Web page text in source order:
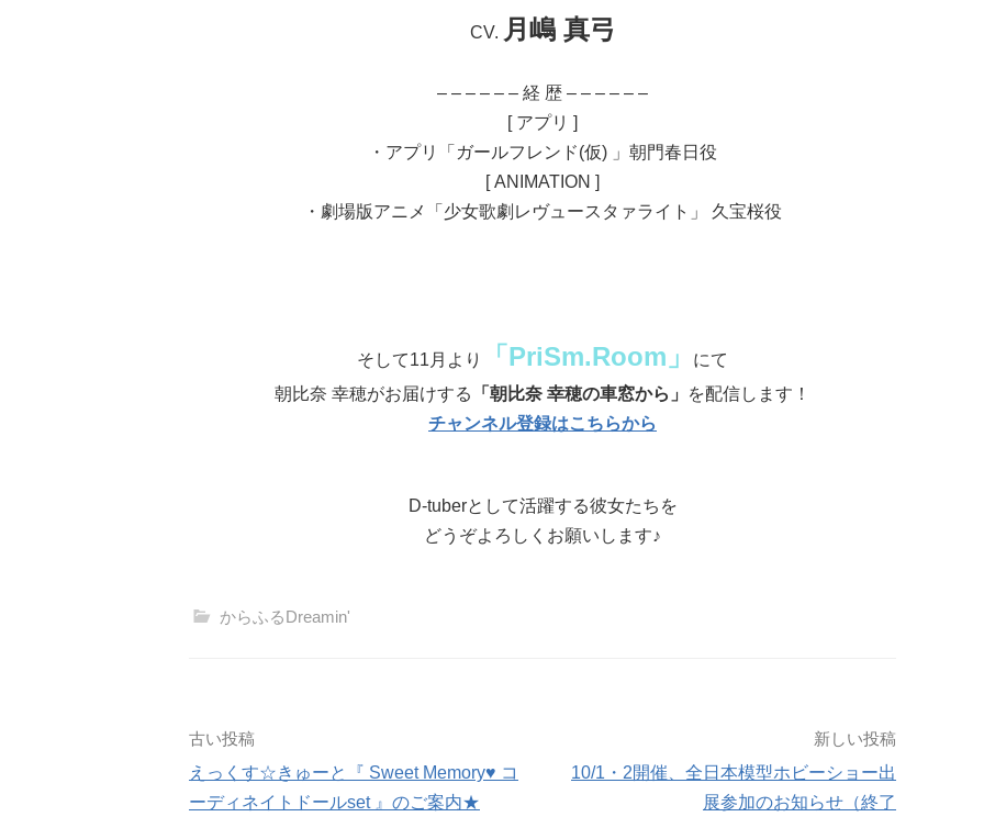
CV. 月嶋 真弓
– – – – – – 経 歴 – – – – – –
[ アプリ ]
・アプリ「ガールフレンド(仮) 」朝門春日役
[ ANIMATION ]
・劇場版アニメ「少女歌劇レヴュースタァライト」 久宝桜役
そして11月より 「PriSm.Room」
にて
朝比奈 幸穂がお届けする
「朝比奈 幸穂の車窓から」
を配信します！
チャンネル登録はこちらから
D-tuberとして活躍する彼女たちを
どうぞよろしくお願いします♪
からふるDreamin'
投
稿
古い投稿
えっくす☆きゅーと『 Sweet Memory♥ コ
ーディネイトドールset 』のご案内★
新しい投稿
10/1・2開催、全日本模型ホビーショー出
展参加のお知らせ（終了